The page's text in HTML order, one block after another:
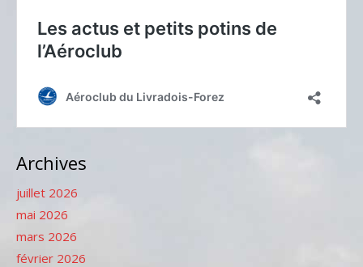
Archives
juillet 2026
mai 2026
mars 2026
février 2026